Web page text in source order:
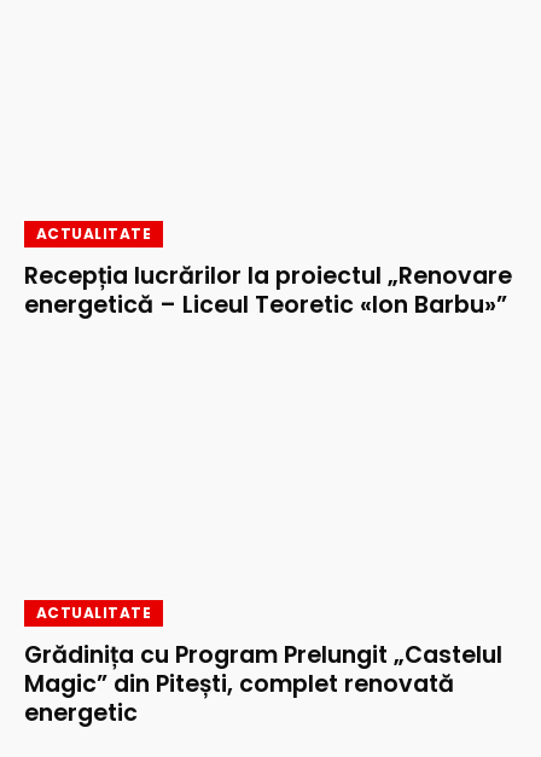
ACTUALITATE
Recepția lucrărilor la proiectul „Renovare
energetică – Liceul Teoretic «Ion Barbu»”
ACTUALITATE
Grădinița cu Program Prelungit „Castelul
Magic” din Pitești, complet renovată
energetic